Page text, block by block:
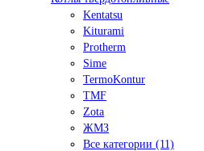
Kentatsu
Kiturami
Protherm
Sime
TermoKontur
TMF
Zota
ЖМЗ
Все категории (11)